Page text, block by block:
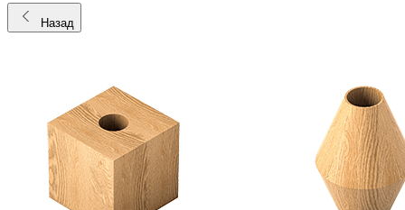
Назад